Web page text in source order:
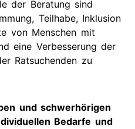
der Beratung sind
Teilhabe, Inklusion
von Menschen mit
eine Verbesserung der
Ratsuchenden zu
und schwerhörigen
Bedarfe und